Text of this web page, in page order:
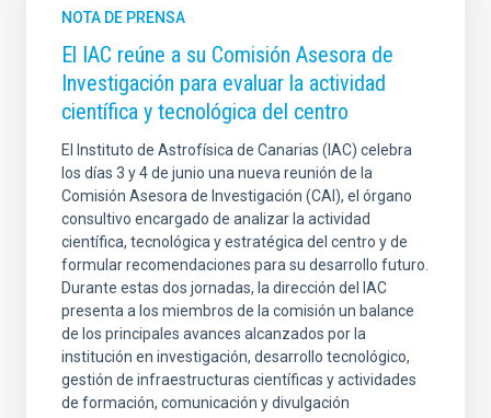
NOTA DE PRENSA
El IAC reúne a su Comisión Asesora de
Investigación para evaluar la actividad
científica y tecnológica del centro
El Instituto de Astrofísica de Canarias (IAC) celebra
los días 3 y 4 de junio una nueva reunión de la
Comisión Asesora de Investigación (CAI), el órgano
consultivo encargado de analizar la actividad
científica, tecnológica y estratégica del centro y de
formular recomendaciones para su desarrollo futuro.
Durante estas dos jornadas, la dirección del IAC
presenta a los miembros de la comisión un balance
de los principales avances alcanzados por la
institución en investigación, desarrollo tecnológico,
gestión de infraestructuras científicas y actividades
de formación, comunicación y divulgación